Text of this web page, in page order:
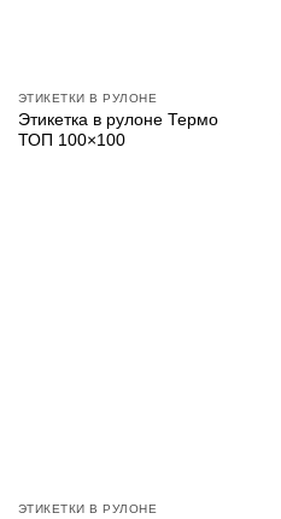
ЭТИКЕТКИ В РУЛОНЕ
Этикетка в рулоне Термо
ТОП 100×100
ЭТИКЕТКИ В РУЛОНЕ